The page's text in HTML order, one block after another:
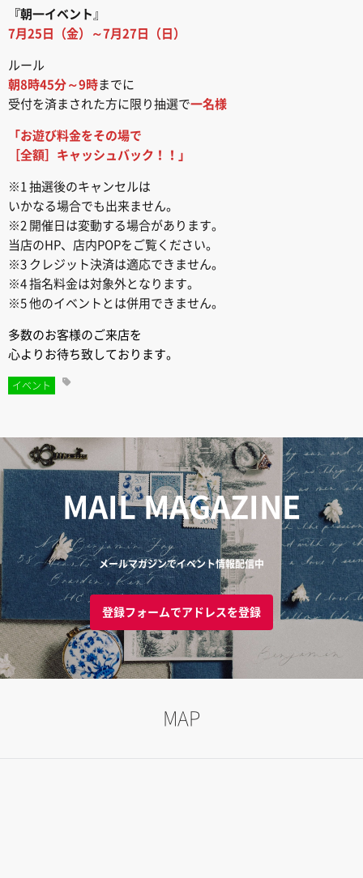
『朝一イベント 』
7月25日（金）～7月27日（日）
ルール
朝8時45分～9時までに
受付を済まされた方に限り抽選で一名様
「お遊び料金をその場で
［全額］キャッシュバック！！」
※1 抽選後のキャンセルは
いかなる場合でも出来ません。
※2 開催日は変動する場合があります。
当店のHP、店内POPをご覧ください。
※3 クレジット決済は適応できません。
※4 指名料金は対象外となります。
※5 他のイベントとは併用できません。
多数のお客様のご来店を
心よりお待ち致しております。
イベント
MAIL MAGAZINE
メールマガジンでイベント情報配信中
登録フォームでアドレスを登録
MAP